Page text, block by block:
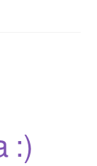
:)